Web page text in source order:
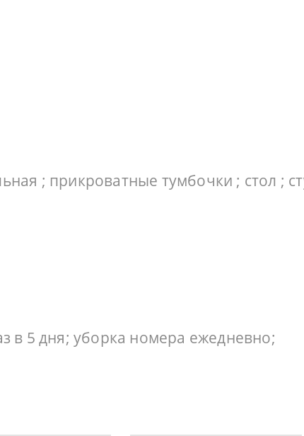
; прикроватные тумбочки ; стол ;
в 5 дня; уборка номера ежедневно;